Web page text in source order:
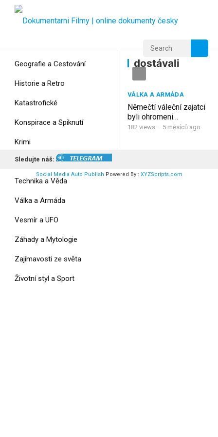
Geografie a Cestování
Historie a Retro
Katastrofické
Konspirace a Spiknutí
Krimi
Myšlení
Technika a Věda
Válka a Armáda
Vesmír a UFO
Záhady a Mytologie
Zajímavosti ze světa
Životní styl a Sport
dostávali
dostávali
VÁLKA A ARMÁDA
Němečtí váleční zajatci
byli ohromeni
sovětskými tábory, kde
182 views · 5 měsíců ago
Sledujte náš:
Social Media Auto Publish Powered By : XYZScripts.com